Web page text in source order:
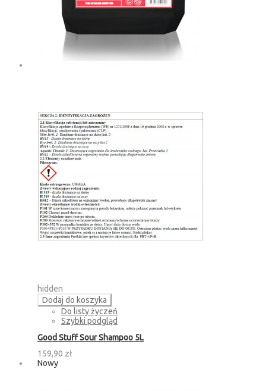
hidden
Dodaj do koszyka
Do listy życzeń
Szybki podgląd
Good Stuff Sour Shampoo 5L
159,90 zł
Nowy